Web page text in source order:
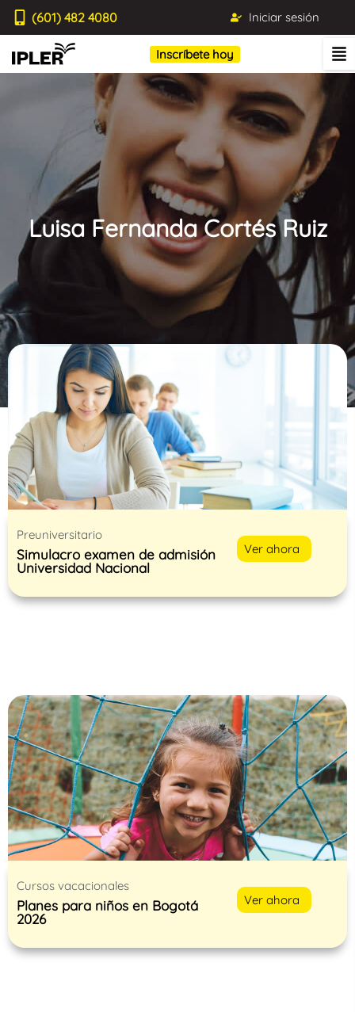
(601) 482 4080 Iniciar sesión
Inscríbete hoy
Luisa Fernanda Cortés Ruiz
Blog IPLER
Preuniversitario
Simulacro examen de admisión
Universidad Nacional
Ver ahora
Cursos vacacionales
Planes para niños en Bogotá
2026
Ver ahora